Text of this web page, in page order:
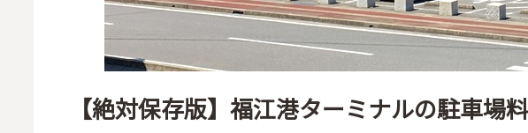
【絶対保存版】福江港ターミナルの駐車場